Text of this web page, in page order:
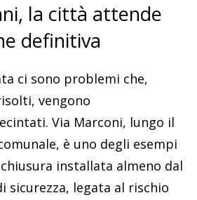
la città attende
definitiva
ci sono problemi che,
vengono
Via Marconi, lungo il
è uno degli esempi
installata almeno dal
sicurezza, legata al rischio